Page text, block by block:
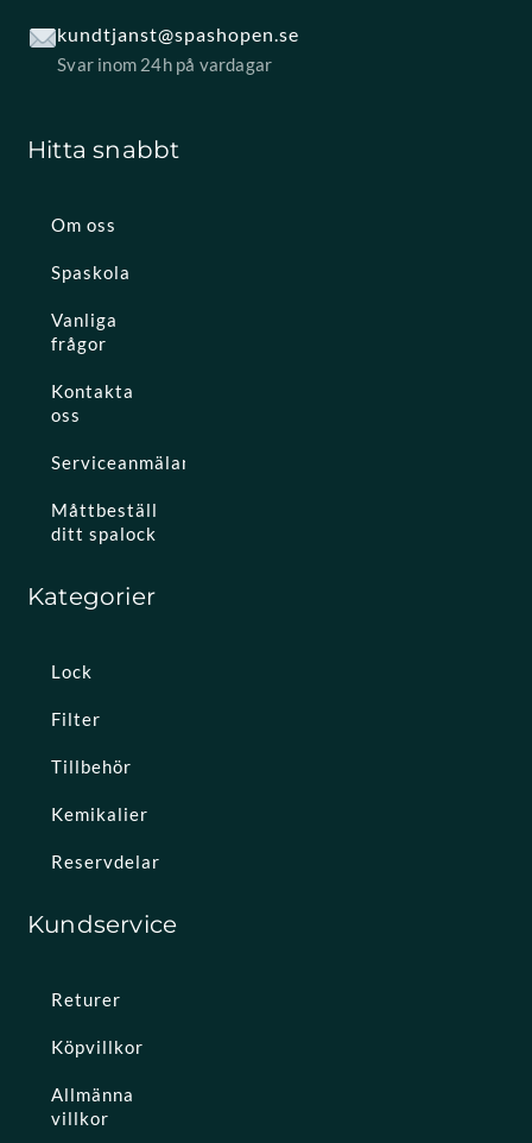
kundtjanst@spashopen.se
Svar inom 24h på vardagar
Hitta snabbt
Om oss
Spaskola
Vanliga
frågor
Kontakta
oss
Serviceanmälan
Måttbeställ
ditt spalock
Kategorier
Lock
Filter
Tillbehör
Kemikalier
Reservdelar
Kundservice
Returer
Köpvillkor
Allmänna
villkor